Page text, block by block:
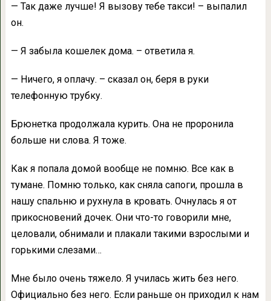
— Так даже лучше! Я вызову тебе такси! – выпалил
он.
— Я забыла кошелек дома. – ответила я.
— Ничего, я оплачу. – сказал он, беря в руки
телефонную трубку.
Брюнетка продолжала курить. Она не проронила
больше ни слова. Я тоже.
Как я попала домой вообще не помню. Все как в
тумане. Помню только, как сняла сапоги, прошла в
нашу спальню и рухнула в кровать. Очнулась я от
прикосновений дочек. Они что-то говорили мне,
целовали, обнимали и плакали такими взрослыми и
горькими слезами…
Мне было очень тяжело. Я училась жить без него.
Официально без него. Если раньше он приходил к нам